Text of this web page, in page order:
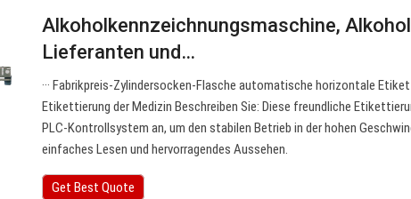
Alkoholkennzeichnungsmaschine,
Lieferanten und…
··· Fabrikpreis-Zylindersocken-Flasche automatische horizontale
Etikettierung der Medizin Beschreiben Sie: Diese freundliche
PLC-Kontrollsystem an, um den stabilen Betrieb in der hohen
einfaches Lesen und hervorragendes Aussehen.
Get Best Quote